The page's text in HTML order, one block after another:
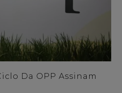
Da OPP Assinam